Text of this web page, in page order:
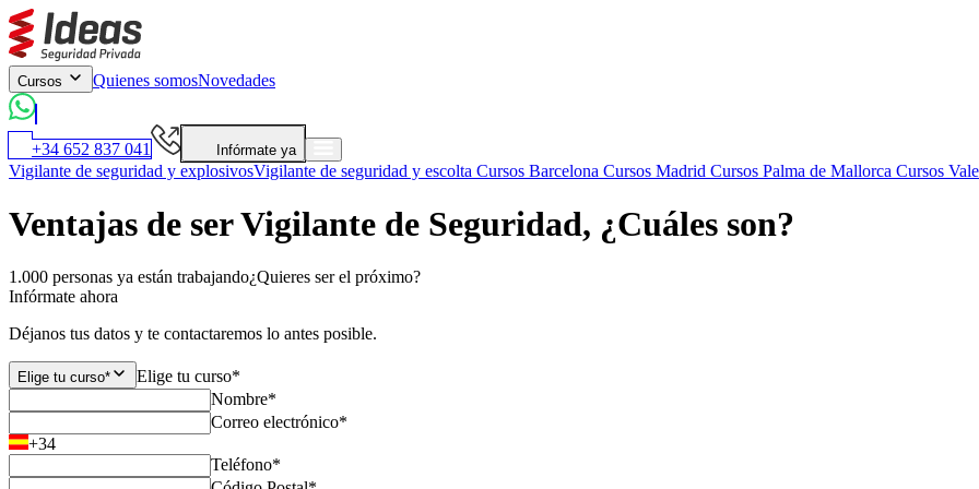
Cursos Quienes somosNovedades
+34 652 837 041 Infórmate ya
Vigilante de seguridad y explosivosVigilante de seguridad y escolta Cursos Barcelona Cursos Madrid Cursos Palma de Mallorca Cursos
Ventajas de ser Vigilante de Seguridad, ¿Cuáles son?
1.000 personas ya están trabajando¿Quieres ser el próximo?
Infórmate ahora
Déjanos tus datos y te contactaremos lo antes posible.
Elige tu curso*
Elige tu curso*
Nombre*
Correo electrónico*
+34
Teléfono*